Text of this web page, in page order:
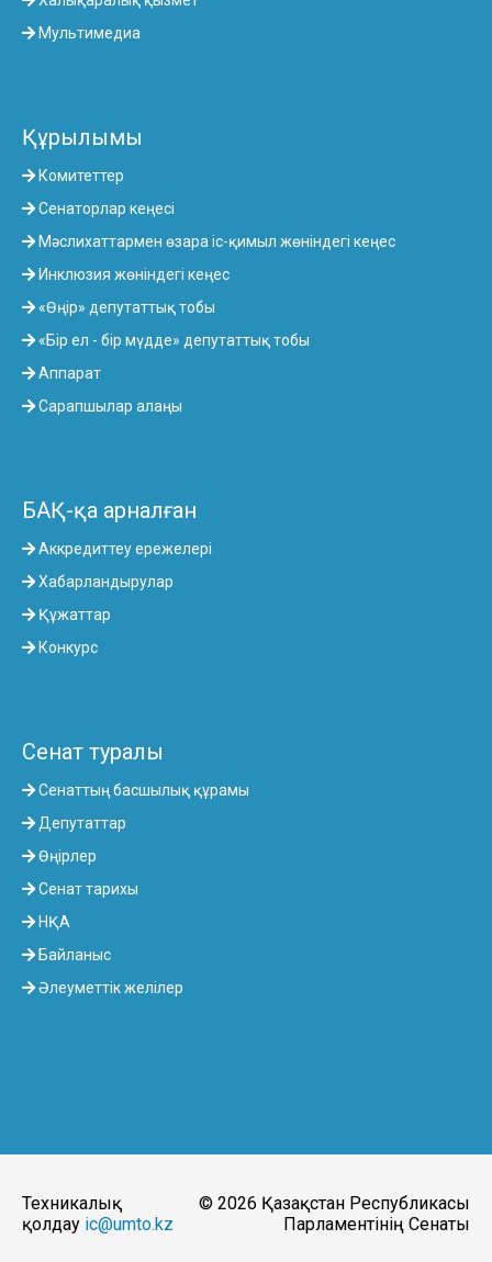
Мультимедиа
Құрылымы
Комитеттер
Сенаторлар кеңесі
Мәслихаттармен өзара іс-қимыл жөніндегі кеңес
Инклюзия жөніндегі кеңес
«Өңір» депутаттық тобы
«Бір ел - бір мүдде» депутаттық тобы
Аппарат
Сарапшылар алаңы
БАҚ-қа арналған
Аккредиттеу ережелері
Хабарландырулар
Құжаттар
Конкурс
Сенат туралы
Сенаттың басшылық құрамы
Депутаттар
Өңірлер
Сенат тарихы
НҚА
Байланыс
Әлеуметтік желілер
Техникалық
қолдау ic@umto.kz
© 2026 Қазақстан Республикасы
Парламентінің Сенаты